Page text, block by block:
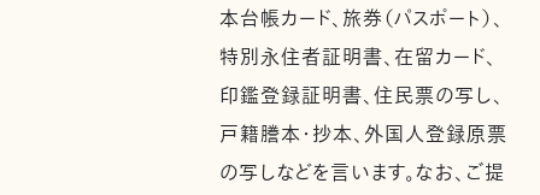
本台帳カード、旅券（パスポート）、
特別永住者証明書、在留カード、
印鑑登録証明書、住民票の写し、
戸籍謄本・抄本、外国人登録原票
の写しなどを言います。なお、ご提